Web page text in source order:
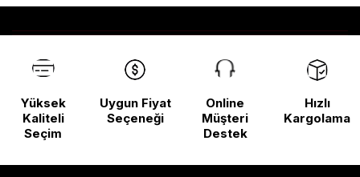
Yüksek
Kaliteli
Seçim
Uygun Fiyat
Seçeneği
Online
Müşteri
Destek
Hızlı
Kargolama